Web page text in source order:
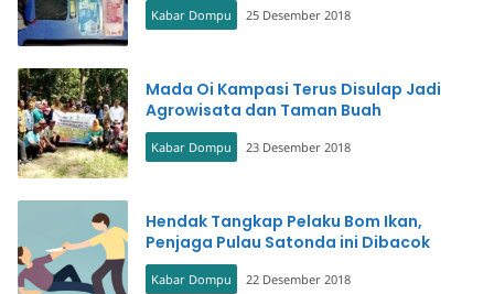
Kabar Dompu 25 Desember 2018
Mada Oi Kampasi Terus Disulap Jadi
Agrowisata dan Taman Buah
Kabar Dompu 23 Desember 2018
Hendak Tangkap Pelaku Bom Ikan,
Penjaga Pulau Satonda ini Dibacok
Kabar Dompu 22 Desember 2018